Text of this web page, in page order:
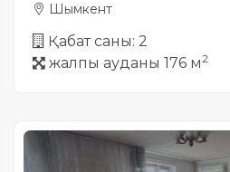
Шымкент
Қабат саны: 2
жалпы ауданы 176 м2